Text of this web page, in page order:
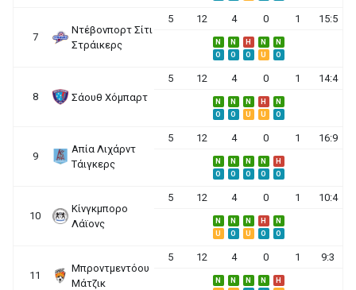
7
Ντέβονπορτ Σίτι
Στράικερς
5 12 4 0 1 15:5
N N H N
N
O
O O U O
8 Σάουθ Χόμπαρτ
5 12 4 0 1 14:4
N N N H
N
O
O U U O
9
Απία Λιχάρντ
Τάιγκερς
5 12 4 0 1 16:9
N N N N
H
O
O O O O
10
Κίνγκμπορο
Λάϊονς
5 12 4 0 1 10:4
N N N H
N
U
O U O O
11
Μπροντμεντόου
Μάτζικ
5 12 4 0 1 9:3
N N N N
H